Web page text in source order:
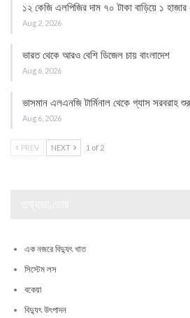
১২ কেজি এলপিজির দাম ৭০ টাকা বাড়িয়ে ১ হাজার
Aug 2, 2026
ভারত থেকে আরও বেশি ডিজেল চায় বাংলাদেশ
Aug 6, 2026
ভাসমান এলএনজি টার্মিনাল থেকে গ্যাস সরবরাহ
Aug 6, 2026
PREV NEXT 1 of 2
এক নজরে বিদ্যুৎ খাত
সিস্টেম লস
বকেয়া
বিদ্যুৎ উৎপাদন